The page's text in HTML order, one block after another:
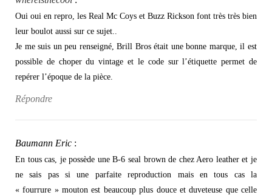
Oui oui en repro, les Real Mc Coys et Buzz Rickson font très très bien
leur boulot aussi sur ce sujet..
Je me suis un peu renseigné, Brill Bros était une bonne marque, il est
possible de choper du vintage et le code sur l’étiquette permet de
repérer l’époque de la pièce.
Répondre
Baumann Eric :
En tous cas, je possède une B-6 seal brown de chez Aero leather et je
ne sais pas si une parfaite reproduction mais en tous cas la
« fourrure » mouton est beaucoup plus douce et duveteuse que celle